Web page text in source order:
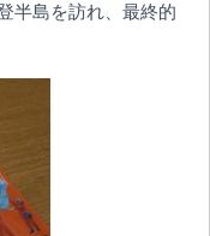
半島を訪れ、最終的